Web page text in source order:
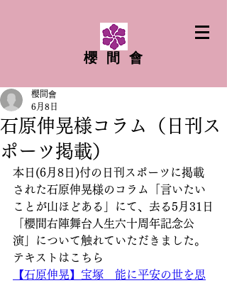
櫻間會
石原伸晃様コラム（日刊ス
ポーツ掲載）
櫻間會
6月8日
本日(6月8日)付の日刊スポーツに掲載
された石原伸晃様のコラム「言いたい
ことが山ほどある」にて、去る5月31日
「櫻間右陣舞台人生六十周年記念公
演」について触れていただきました。
テキストはこちら
【石原伸晃】宝塚　能に平安の世を思